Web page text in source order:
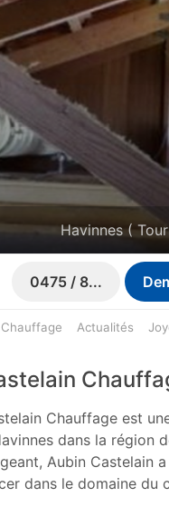
Havinnes (
0475 / 8...
Actualités
Chauffage est
dans la région
Aubin Castelain
dans le domaine du